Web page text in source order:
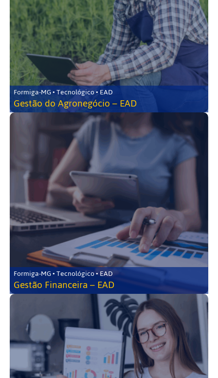
Formiga-MG • Tecnológico • EAD
Gestão do Agronegócio – EAD
Formiga-MG • Tecnológico • EAD
Gestão Financeira – EAD